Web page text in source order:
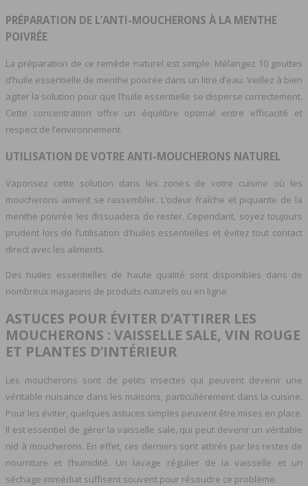
PRÉPARATION DE L’ANTI-MOUCHERONS À LA MENTHE
POIVRÉE
La préparation de ce remède naturel est simple. Mélangez 10 gouttes
d’huile essentielle de menthe poivrée dans un litre d’eau. Veillez à bien
agiter la solution pour que l’huile essentielle se disperse correctement.
Cette concentration offre un équilibre optimal entre efficacité et
respect de l’environnement.
UTILISATION DE VOTRE ANTI-MOUCHERONS NATUREL
Vaporisez cette solution dans les zones de votre cuisine où les
moucherons aiment se rassembler. L’odeur fraîche et piquante de la
menthe poivrée les dissuadera de rester. Cependant, soyez toujours
prudent lors de l’utilisation d’huiles essentielles et évitez tout contact
direct avec les aliments.
Des huiles essentielles de haute qualité sont disponibles dans de
nombreux magasins de produits naturels ou en ligne.
ASTUCES POUR ÉVITER D’ATTIRER LES
MOUCHERONS : VAISSELLE SALE, VIN ROUGE
ET PLANTES D’INTÉRIEUR
Les moucherons sont de petits insectes qui peuvent devenir une
véritable nuisance dans les maisons, particulièrement dans la cuisine.
Pour les éviter, quelques astuces simples peuvent être mises en place.
Il est essentiel de gérer la vaisselle sale, qui peut devenir un véritable
nid à moucherons. En effet, ces derniers sont attirés par les restes de
nourriture et l’humidité. Un lavage régulier de la vaisselle et un
séchage immédiat suffisent souvent pour résoudre ce problème.